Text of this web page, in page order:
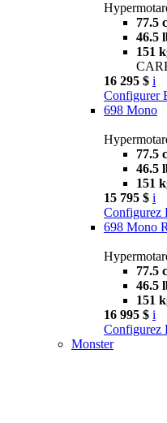
77.5
46.5
151
16 295 $ i
Configurer
698 Mono
77.5
46.5
151
15 795 $ i
Configurez
698 Mono
77.5
46.5
151
16 995 $ i
Configurez
Monster